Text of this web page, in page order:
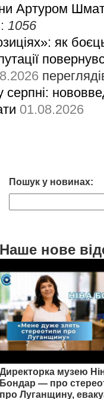
Артуром
1056
як
01.08.2026
Пошук у новинах:
Наше нове
Директорка музею
Бондар — про
про Луганщину,